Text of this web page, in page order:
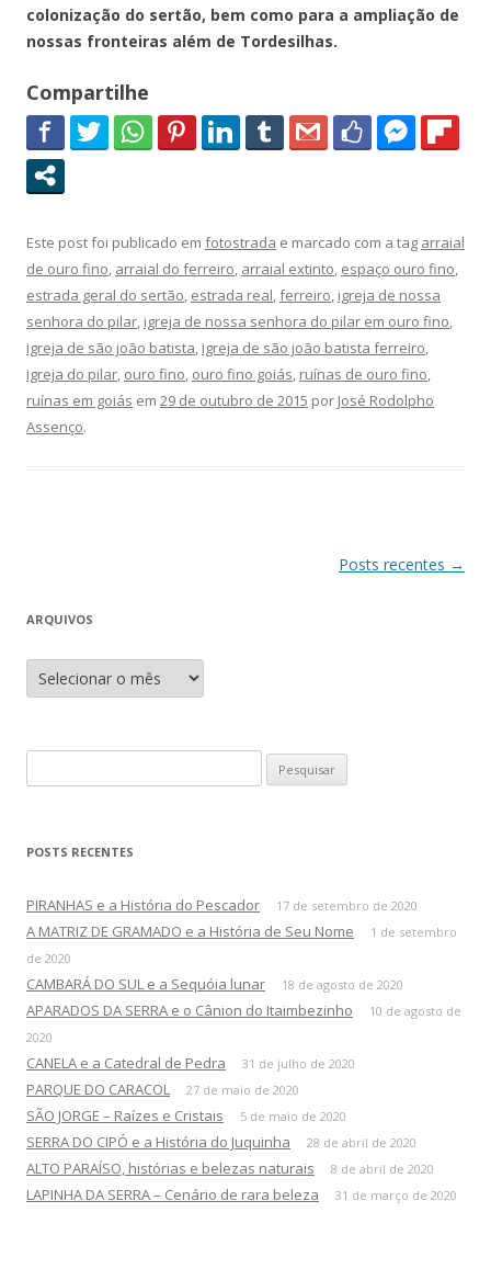
colonização do sertão, bem como para a ampliação de
nossas fronteiras além de Tordesilhas.
Compartilhe
Este post foi publicado em fotostrada e marcado com a tag arraial
de ouro fino, arraial do ferreiro, arraial extinto, espaço ouro fino,
estrada geral do sertão, estrada real,ferreiro, igreja de nossa
senhora do pilar, igreja de nossa senhora do pilar em ouro fino,
igreja de são joão batista, igreja de são joão batista ferreiro,
igreja do pilar, ouro fino, ouro fino goiás, ruínas de ouro fino,
ruínas em goiás em 29 de outubro de 2015 por José Rodolpho
Assenço.
posts
Posts recentes →
ARQUIVOS
A
q
o
e
POSTS RECENTES
PIRANHAS e a História do Pescador 17 de setembro de 2020
A MATRIZ DE GRAMADO e a História de Seu Nome
1 de setembro
de 2020
CAMBARÁ DO SUL e a Sequóia lunar 18 de agosto de 2020
APARADOS DA SERRA e o Cânion do Itaimbezinho
10 de agosto de
2020
CANELA e a Catedral de Pedra 31 de julho de 2020
PARQUE DO CARACOL 27 de maio de 2020
SÃO JORGE – Raízes e Cristais 5 de maio de 2020
SERRA DO CIPÓ e a História do Juquinha 28 de abril de 2020
ALTO PARAÍSO, histórias e belezas naturais 8 de abril de 2020
LAPINHA DA SERRA – Cenário de rara beleza 31 de março de 2020